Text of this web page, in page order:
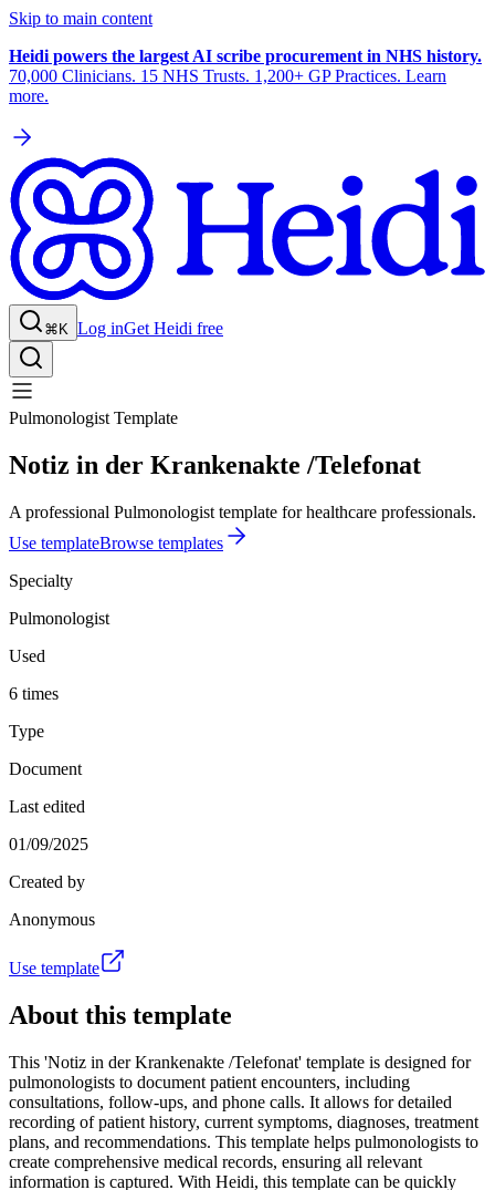
Skip to main content
Heidi powers the largest AI scribe procurement in NHS history.
70,000 Clinicians. 15 NHS Trusts. 1,200+ GP Practices. Learn
more.
⌘K Log inGet Heidi free
Pulmonologist Template
Notiz in der Krankenakte /Telefonat
A professional Pulmonologist template for healthcare professionals.
Use templateBrowse templates
Specialty
Pulmonologist
Used
6 times
Type
Document
Last edited
01/09/2025
Created by
Anonymous
Use template
About this template
This 'Notiz in der Krankenakte /Telefonat' template is designed for
pulmonologists to document patient encounters, including
consultations, follow-ups, and phone calls. It allows for detailed
recording of patient history, current symptoms, diagnoses, treatment
plans, and recommendations. This template helps pulmonologists to
create comprehensive medical records, ensuring all relevant
information is captured. With Heidi, this template can be quickly